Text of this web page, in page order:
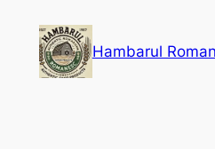
content
Hambarul